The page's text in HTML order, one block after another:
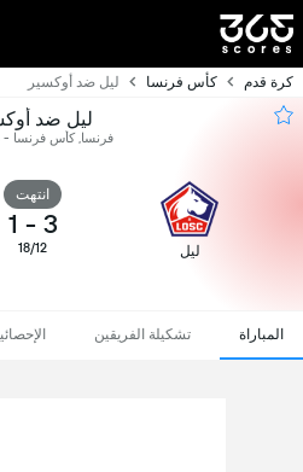
كرة قدم كأس فرنسا ليل ضد أوكسير
ليل ضد
فرنسا, كأس فرنسا -
ليل
انتهت
3
-
1
18/12
المباراة تشكيلة الفريقين